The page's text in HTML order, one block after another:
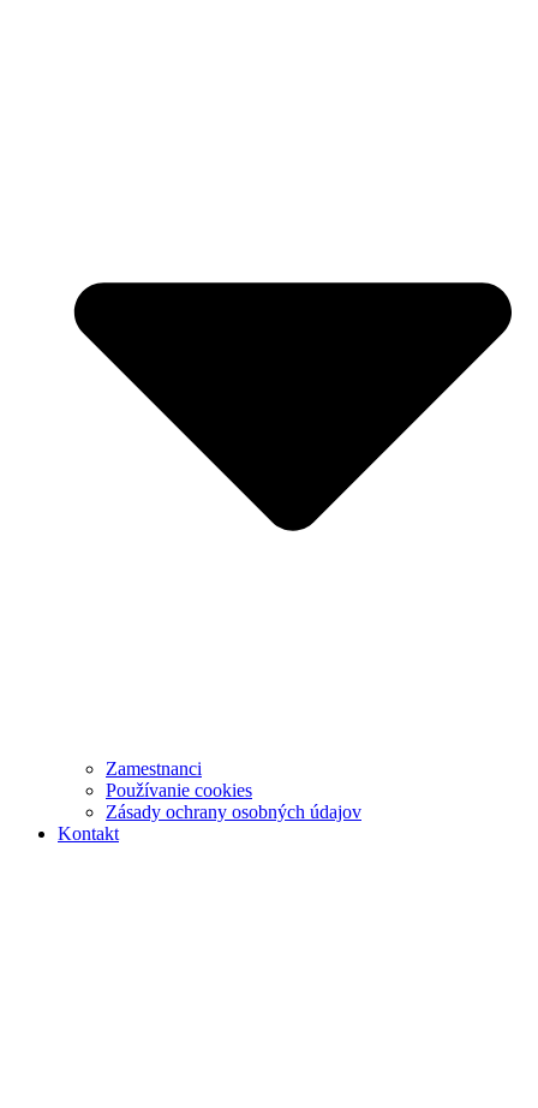
Zamestnanci
Používanie cookies
Zásady ochrany osobných údajov
Kontakt